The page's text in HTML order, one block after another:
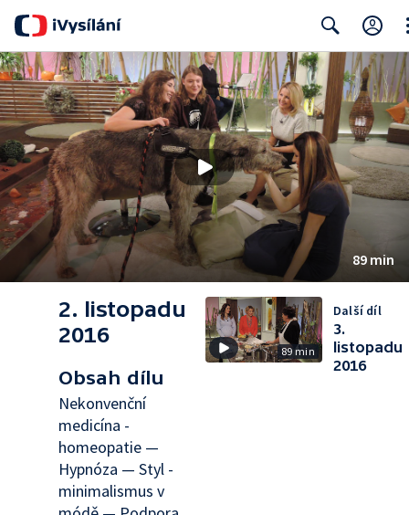
Search
89 min
2. listopadu
2016
Obsah dílu
Nekonvenční
medicína -
homeopatie —
Hypnóza — Styl -
minimalismus v
89 min
Další díl
3.
listopadu
2016